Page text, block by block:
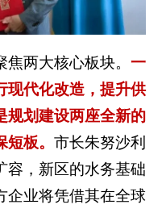
两大核心板块。 一
现代化改造，提升供
规划建设两座全新的
板。 市长朱努沙利
容，新区的水务基础
企业将凭借其在全球